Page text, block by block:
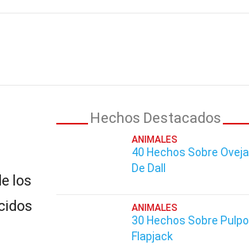
los
Hechos Destacados
ANIMALES
40 Hechos Sobre Oveja
De Dall
ANIMALES
30 Hechos Sobre Pulpo
Flapjack